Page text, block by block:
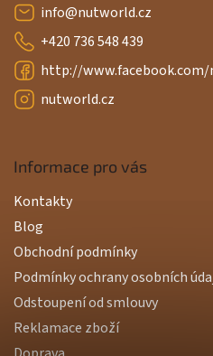
info@nutworld.cz
+420 736 548 439
http://
nutworld.cz
Informace pro vás
Kontakty
Blog
Obchodní podmínky
Podmínky ochrany osobních
Odstoupení od smlouvy
Reklamace zboží